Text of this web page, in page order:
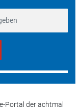
Portal der achtmal